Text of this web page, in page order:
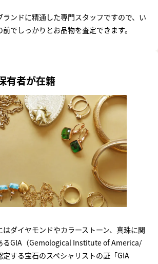
ンドに精通した専門スタッフですので、い
でしっかりとお品物を査定できます。
有者が在籍
はダイヤモンドやカラーストーン、真珠に関
るGIA（Gemological Institute of America/
する宝石のスペシャリストの証「GIA